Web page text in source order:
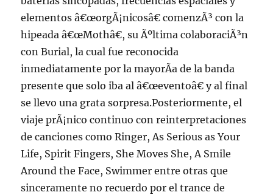
elementos â€œorgÃ¡nicosâ€ comenzÃ³ con la
hipeada â€œMothâ€, su Ãºltima colaboraciÃ³n
con Burial, la cual fue reconocida
inmediatamente por la mayorÃ­a de la banda
presente que solo iba al â€œeventoâ€ y al final
se llevo una grata sorpresa.Posteriormente, el
viaje prÃ¡nico continuo con reinterpretaciones
de canciones como Ringer, As Serious as Your
Life, Spirit Fingers, She Moves She, A Smile
Around the Face, Swimmer entre otras que
sinceramente no recuerdo por el trance de